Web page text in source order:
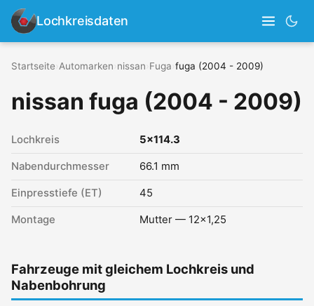
Lochkreisdaten
Startseite Automarken nissan Fuga fuga (2004 - 2009)
nissan fuga (2004 - 2009)
Lochkreis 5x114.3
Nabendurchmesser 66.1 mm
Einpresstiefe (ET) 45
Montage Mutter — 12x1,25
Fahrzeuge mit gleichem Lochkreis und
Nabenbohrung